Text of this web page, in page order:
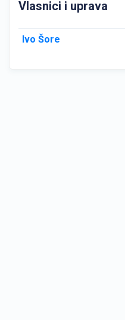
Vlasnici i uprava
Ivo Šore